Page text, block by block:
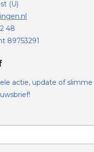
(U)
48
89753291
actie, update of